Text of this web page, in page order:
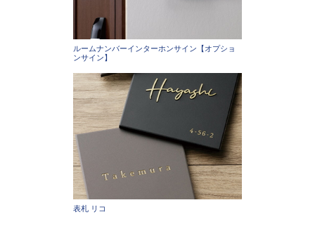
ルームナンバーインターホンサイン【オプショ
ンサイン】
表札 リコ